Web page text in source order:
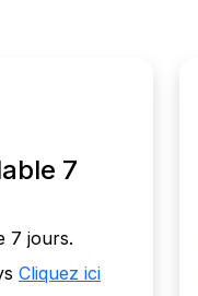
7
7 jours.
Cliquez ici